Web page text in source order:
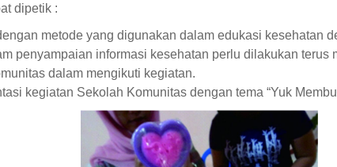
dipetik :
metode yang digunakan dalam edukasi kesehatan
penyampaian informasi kesehatan perlu dilakukan terus
dalam mengikuti kegiatan.
kegiatan Sekolah Komunitas dengan tema “Yuk